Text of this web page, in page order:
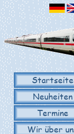
Startseite
Neuheiten
Termine
Wir über